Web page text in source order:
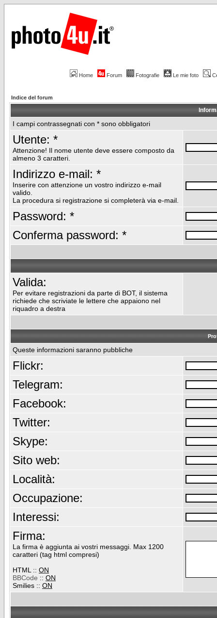
Home Forum Fotografie Le mie foto
Indice del forum
I campi contrassegnati con * sono obbligatori
Utente: *
Attenzione! Il nome utente deve essere composto da
almeno 3 caratteri.
Indirizzo e-mail: *
Inserire con attenzione un vostro indirizzo e-mail
valido.
La procedura si registrazione si completerà via e-mail.
Password: *
Conferma password: *
Valida:
Per evitare registrazioni da parte di BOT, il sistema
richiede che scriviate le lettere che appaiono nel
riquadro a destra
Queste informazioni saranno pubbliche
Flickr:
Telegram:
Facebook:
Twitter:
Skype:
Sito web:
Località:
Occupazione:
Interessi:
Firma:
La firma è aggiunta ai vostri messaggi. Max 1200
caratteri (tag html compresi)
HTML :: ON
BBCode :: ON
Smilies :: ON